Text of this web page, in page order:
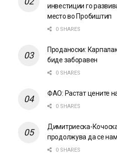
инвестиции го
место во Пробиштип
0 SHARES
Проданоски:
биде заборавен
0 SHARES
ФАО: Растат цените
0 SHARES
Димитриеска-
продолжува да се
0 SHARES